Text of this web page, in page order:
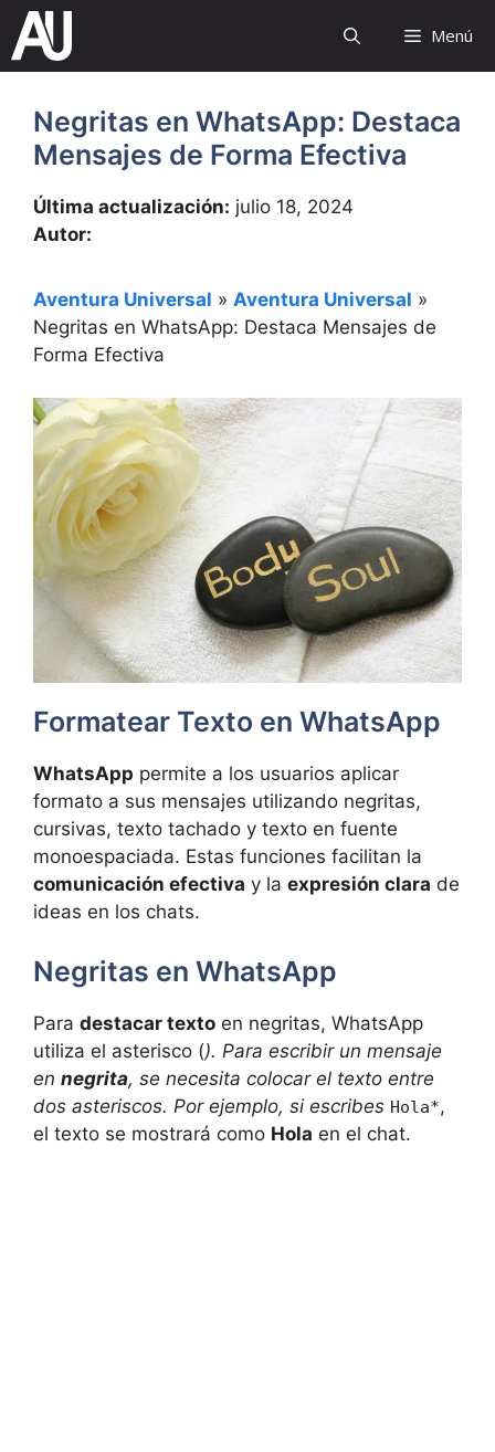
Saltar
contenido
Menú
Negritas en WhatsApp: Destaca
Mensajes de Forma Efectiva
Última actualización: julio 18, 2024
Autor:
Aventura Universal » Aventura Universal »
Negritas en WhatsApp: Destaca Mensajes de
Forma Efectiva
Formatear Texto en WhatsApp
WhatsApp permite a los usuarios aplicar
formato a sus mensajes utilizando negritas,
cursivas, texto tachado y texto en fuente
monoespaciada. Estas funciones facilitan la
comunicación efectiva y la expresión clara de
ideas en los chats.
Negritas en WhatsApp
Para destacar texto en negritas, WhatsApp
utiliza el asterisco (). Para escribir un mensaje
en negrita, se necesita colocar el texto entre
dos asteriscos. Por ejemplo, si escribes Hola*,
el texto se mostrará como Hola en el chat.